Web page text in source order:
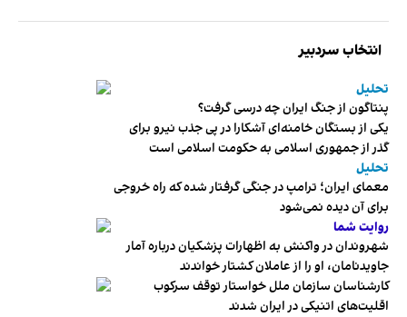
انتخاب سردبیر
تحلیل
پنتاگون از جنگ ایران چه درسی گرفت؟
یکی از بستگان خامنه‌ای آشکارا در پی جذب نیرو برای
گذر از جمهوری اسلامی به حکومت اسلامی است
تحلیل
معمای ایران؛ ترامپ در جنگی گرفتار شده که راه خروجی
برای آن دیده نمی‌شود
روایت شما
شهروندان در واکنش به اظهارات پزشکیان درباره آمار
جاویدنامان، او را از عاملان کشتار خواندند
کارشناسان سازمان ملل خواستار توقف سرکوب
اقلیت‌های اتنیکی در ایران شدند